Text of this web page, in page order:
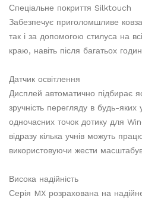
Спеціальне покриття Silktouch
Забезпечує приголомшливе
так і за допомогою стилуса на
краю, навіть після багатьох
Датчик освітлення
Дисплей автоматично підбирає
зручність перегляду в будь-яких
одночасних точок дотику для
відразу кілька учнів можуть
використовуючи жести
Висока надійність
Серія MX розрахована на